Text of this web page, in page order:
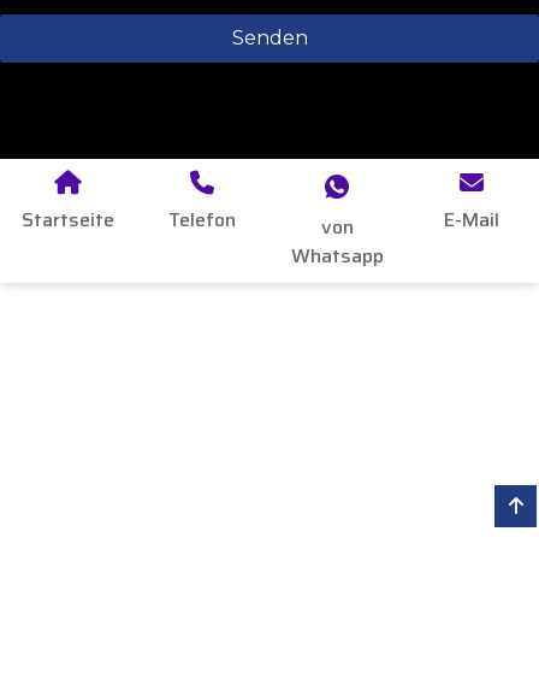
Senden
Startseite Telefon
von
Whatsapp
E-Mail